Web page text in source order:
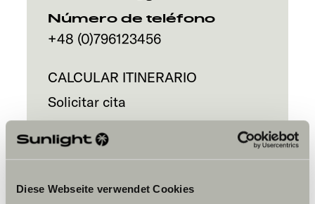
Diese Webseite verwendet Cookies
Número de teléfono
+48 (0)796123456
CALCULAR ITINERARIO
Solicitar cita